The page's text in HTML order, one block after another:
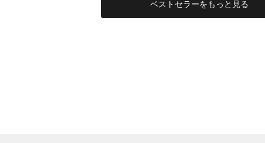
ベストセラーをもっと見る